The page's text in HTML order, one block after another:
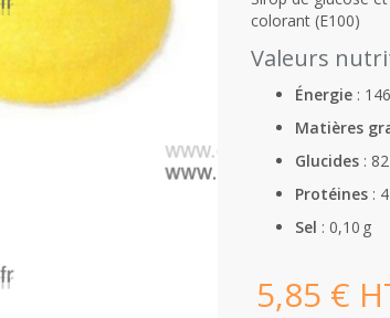
colorant (E100)
Valeurs
Énergie :
Matières
Glucides :
Protéines :
Sel : 0,10 g
5,85 €